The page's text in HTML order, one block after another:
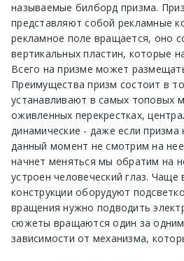
называемые билборд призма.
представляют собой рекламные
рекламное поле вращается, оно
вертикальных пластин, которые
Всего на призме может
Преимущества призм состоит в
устанавливают в самых топовых
оживленных перекрестках,
динамические - даже если призма
данный момент не смотрим на
начнет меняться мы обратим на
устроен человеческий глаз. Чаще
конструкции оборудуют
вращения нужно подводить
сюжеты вращаются один за
зависимости от механизма,